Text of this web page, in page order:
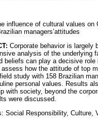
influence of cultural values on
managers’attitudes
Corporate behavior is largely
analysis of the underlying
beliefs can play a decisive
how the attitude of top
study with 158 Brazilian
personal values. Results
with society, beyond the
were discussed.
Social Responsibility, Culture,